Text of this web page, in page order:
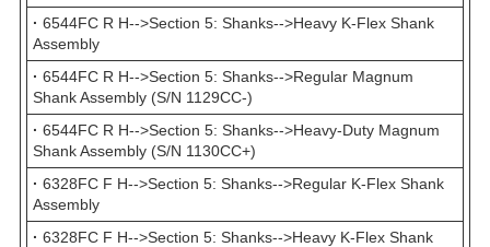
· 6544FC R H-->Section 5: Shanks-->Heavy K-Flex Shank
Assembly
· 6544FC R H-->Section 5: Shanks-->Regular Magnum
Shank Assembly (S/N 1129CC-)
· 6544FC R H-->Section 5: Shanks-->Heavy-Duty Magnum
Shank Assembly (S/N 1130CC+)
· 6328FC F H-->Section 5: Shanks-->Regular K-Flex Shank
Assembly
· 6328FC F H-->Section 5: Shanks-->Heavy K-Flex Shank